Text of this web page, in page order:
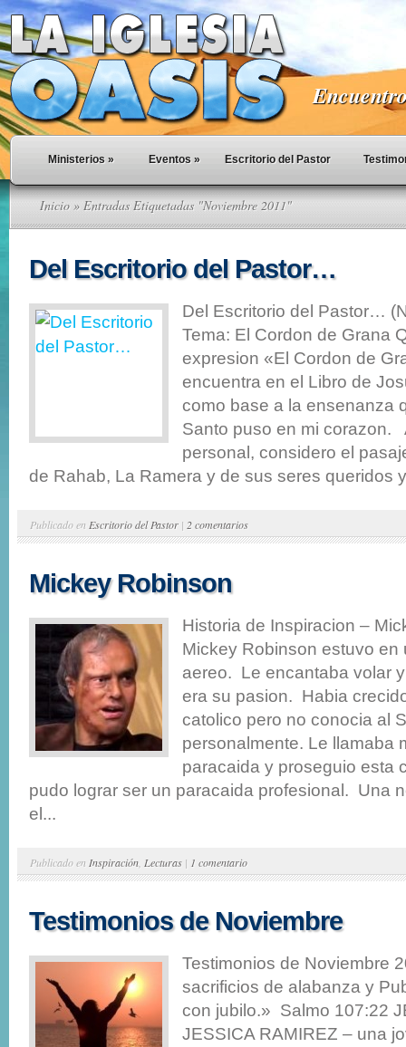
Ministerios » Eventos » Escritorio del Pastor
Inicio » Entradas Etiquetadas "Noviembre 2011"
Del Escritorio del Pastor…
Del Escritorio del Pastor…
Tema: El Cordon de Grana
expresion «El Cordon de
encuentra en el Libro de
como base a la ensenanza
Santo puso en mi corazon.
personal, considero el
de Rahab, La Ramera y de sus seres queridos
Publicado en Escritorio del Pastor | 2 comentarios
Mickey Robinson
Historia de Inspiracion –
Mickey Robinson estuvo en
aereo. Le encantaba volar
era su pasion. Habia
catolico pero no conocia al
personalmente. Le llamaba
paracaida y proseguio esta
pudo lograr ser un paracaida profesional. Una
el...
Publicado en Inspiración Lecturas | 1 comentario
Testimonios de Noviembre
Testimonios de Noviembre
sacrificios de alabanza y
con jubilo.» Salmo 107:22
JESSICA RAMIREZ – una